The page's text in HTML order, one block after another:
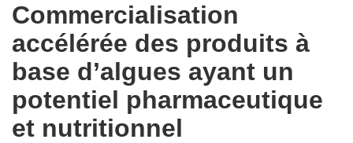
the
following
languages:
Commercialisation
accélérée des produits à
base d’algues ayant un
potentiel pharmaceutique
et nutritionnel